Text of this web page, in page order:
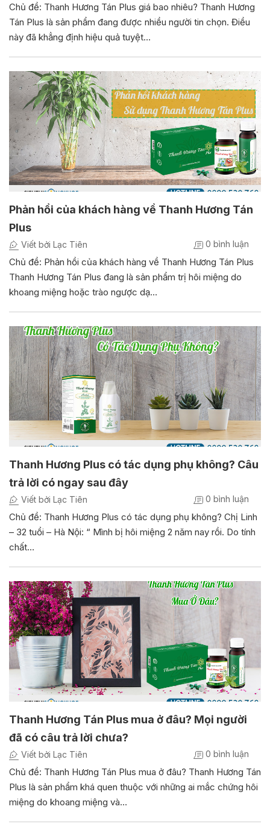
Chủ đề: Thanh Hương Tán Plus giá bao nhiêu? Thanh Hương
Tán Plus là sản phẩm đang được nhiều người tin chọn. Điều
này đã khẳng định hiệu quả tuyệt…
Phản hồi của khách hàng về Thanh Hương Tán
Plus
Viết bởi Lạc Tiên 0 bình luận
Chủ đề: Phản hồi của khách hàng về Thanh Hương Tán Plus
Thanh Hương Tán Plus đang là sản phẩm trị hôi miệng do
khoang miệng hoặc trào ngược dạ…
Thanh Hương Plus có tác dụng phụ không? Câu
trả lời có ngay sau đây
Viết bởi Lạc Tiên 0 bình luận
Chủ đề: Thanh Hương Plus có tác dụng phụ không? Chị Linh
– 32 tuổi – Hà Nội: “ Mình bị hôi miệng 2 năm nay rồi. Do tính
chất…
Thanh Hương Tán Plus mua ở đâu? Mọi người
đã có câu trả lời chưa?
Viết bởi Lạc Tiên 0 bình luận
Chủ đề: Thanh Hương Tán Plus mua ở đâu? Thanh Hương Tán
Plus là sản phẩm khá quen thuộc với những ai mắc chứng hôi
miệng do khoang miệng và…